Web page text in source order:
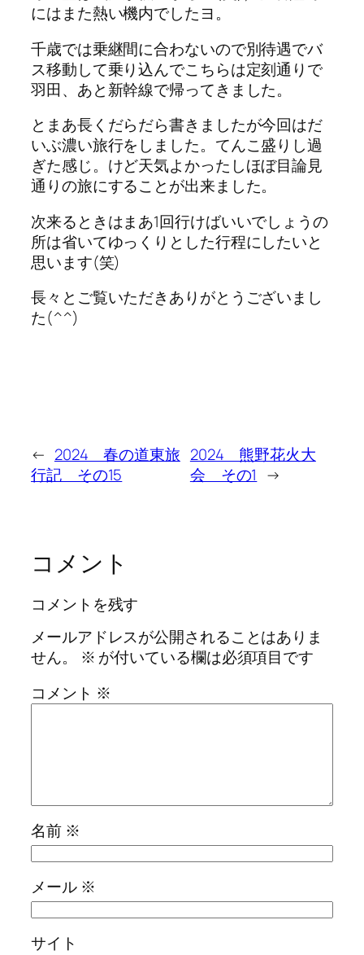
にはまた熱い機内でしたヨ。
千歳では乗継間に合わないので別待遇でバ
ス移動して乗り込んでこちらは定刻通りで
羽田、あと新幹線で帰ってきました。
とまあ長くだらだら書きましたが今回はだ
いぶ濃い旅行をしました。てんこ盛りし過
ぎた感じ。けど天気よかったしほぼ目論見
通りの旅にすることが出来ました。
次来るときはまあ1回行けばいいでしょうの
所は省いてゆっくりとした行程にしたいと
思います(笑)
長々とご覧いただきありがとうございまし
た(^^)
← 2024 春の道東旅
行記 その15
2024 熊野花火大
会 その1 →
コメント
コメントを残す
メールアドレスが公開されることはありま
せん。
※ が付いている欄は必須項目です
コメント ※
名前 ※
メール ※
サイト